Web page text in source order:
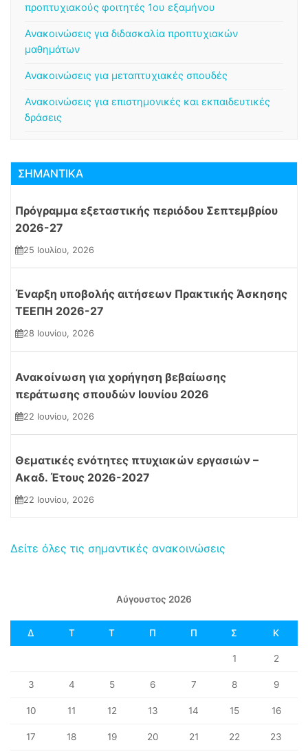
προπτυχιακούς φοιτητές 1ου εξαμήνου
Ανακοινώσεις για διδασκαλία προπτυχιακών
μαθημάτων
Ανακοινώσεις για μεταπτυχιακές σπουδές
Ανακοινώσεις για επιστημονικές και εκπαιδευτικές
δράσεις
ΣΗΜΑΝΤΙΚΆ
Πρόγραμμα εξεταστικής περιόδου Σεπτεμβρίου
2026-27
25 Ιουλίου, 2026
Ανακοινώσεις Για Επιστημονικές Και Εκπαιδευτικές Δράσεις
Ανακοινώσεις Γραμματείας
Έναρξη υποβολής αιτήσεων Πρακτικής Άσκησης
ΤΕΕΠΗ 2026-27
28 Ιουνίου, 2026
Ανακοίνωση για χορήγηση βεβαίωσης
περάτωσης σπουδών Ιουνίου 2026
22 Ιουνίου, 2026
Θεματικές ενότητες πτυχιακών εργασιών –
Ακαδ. Έτους 2026-2027
22 Ιουνίου, 2026
Δείτε όλες τις σημαντικές ανακοινώσεις
Αύγουστος 2026
Δ Τ Τ Π Π Σ Κ
1 2
3 4 5 6 7 8 9
10 11 12 13 14 15 16
17 18 19 20 21 22 23